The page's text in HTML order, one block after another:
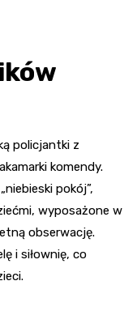
policjantki z
komendy.
pokój”,
wyposażone w
obserwację.
i siłownię, co